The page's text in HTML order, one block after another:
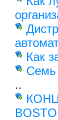
Как
Семь
..